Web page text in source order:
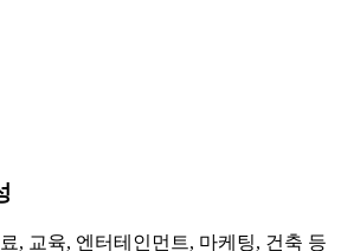
, 교육, 엔터테인먼트, 마케팅, 건축 등